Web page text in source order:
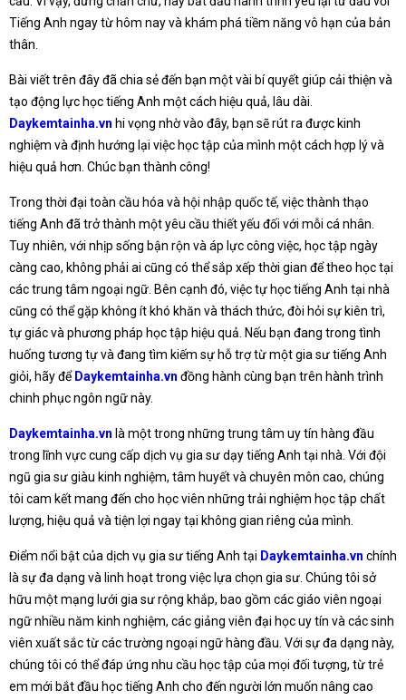
Tiếng Anh ngay từ hôm nay và khám phá tiềm năng vô hạn của bản
thân.
Bài viết trên đây đã chia sẻ đến bạn một vài bí quyết giúp cải thiện và
tạo động lực học tiếng Anh một cách hiệu quả, lâu dài.
Daykemtainha.vn hi vọng nhờ vào đây, bạn sẽ rút ra được kinh
nghiệm và định hướng lại việc học tập của mình một cách hợp lý và
hiệu quả hơn. Chúc bạn thành công!
Trong thời đại toàn cầu hóa và hội nhập quốc tế, việc thành thạo
tiếng Anh đã trở thành một yêu cầu thiết yếu đối với mỗi cá nhân.
Tuy nhiên, với nhịp sống bận rộn và áp lực công việc, học tập ngày
càng cao, không phải ai cũng có thể sắp xếp thời gian để theo học tại
các trung tâm ngoại ngữ. Bên cạnh đó, việc tự học tiếng Anh tại nhà
cũng có thể gặp không ít khó khăn và thách thức, đòi hỏi sự kiên trì,
tự giác và phương pháp học tập hiệu quả. Nếu bạn đang trong tình
huống tương tự và đang tìm kiếm sự hỗ trợ từ một gia sư tiếng Anh
giỏi, hãy để Daykemtainha.vn đồng hành cùng bạn trên hành trình
chinh phục ngôn ngữ này.
Daykemtainha.vn là một trong những trung tâm uy tín hàng đầu
trong lĩnh vực cung cấp dịch vụ gia sư dạy tiếng Anh tại nhà. Với đội
ngũ gia sư giàu kinh nghiệm, tâm huyết và chuyên môn cao, chúng
tôi cam kết mang đến cho học viên những trải nghiệm học tập chất
lượng, hiệu quả và tiện lợi ngay tại không gian riêng của mình.
Điểm nổi bật của dịch vụ gia sư tiếng Anh tại Daykemtainha.vn chính
là sự đa dạng và linh hoạt trong việc lựa chọn gia sư. Chúng tôi sở
hữu một mạng lưới gia sư rộng khắp, bao gồm các giáo viên ngoại
ngữ nhiều năm kinh nghiệm, các giảng viên đại học uy tín và các sinh
viên xuất sắc từ các trường ngoại ngữ hàng đầu. Với sự đa dạng này,
chúng tôi có thể đáp ứng nhu cầu học tập của mọi đối tượng, từ trẻ
em mới bắt đầu học tiếng Anh cho đến người lớn muốn nâng cao